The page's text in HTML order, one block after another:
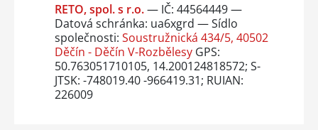
RETO, spol. s r.o.— IČ: 44564449 —
Datová schránka: ua6xgrd — Sídlo
společnosti: Soustružnická 434/5, 40502
Děčín - Děčín V-RozbělesyGPS:
50.763051710105, 14.200124818572; S-
JTSK: -748019.40 -966419.31; RUIAN:
226009